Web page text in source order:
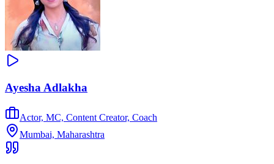
Ayesha Adlakha
Actor, MC, Content Creator, Coach
Mumbai, Maharashtra